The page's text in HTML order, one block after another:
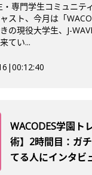
・専門学生コミュニテ
スト、今月は「
の現役大学生、J-
てい...
|00:12:40
WACODES学園ト
術】2時間目：ガ
てる人にインタビ